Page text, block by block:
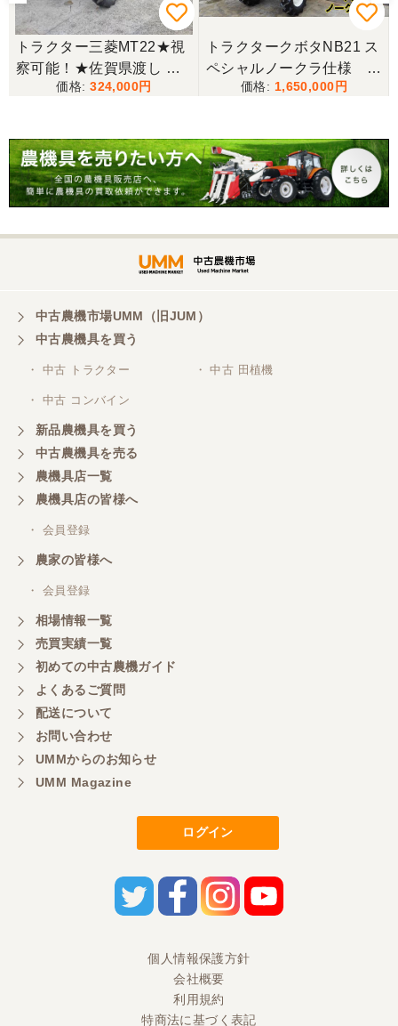
トラクター三菱MT22★視
察可能！★佐賀県渡し 三
菱 トラクター MT22 22馬
ー MT 4WD ディーゼル 現
状渡し【P11460730】
324,000
トラクタークボタNB21 ス
ペシャルノークラ仕様 上
位機種
1,650,000
中古農機市場UMM（旧JUM）
中古農機具を買う
・ 中古 トラクター ・ 中古 田植機
・ 中古 コンバイン
新品農機具を買う
中古農機具を売る
農機具店一覧
農機具店の皆様へ
・ 会員登録
農家の皆様へ
・ 会員登録
相場情報一覧
売買実績一覧
初めての中古農機ガイド
よくあるご質問
配送について
お問い合わせ
UMMからのお知らせ
UMM Magazine
ログイン
個人情報保護方針
会社概要
利用規約
特商法に基づく表記